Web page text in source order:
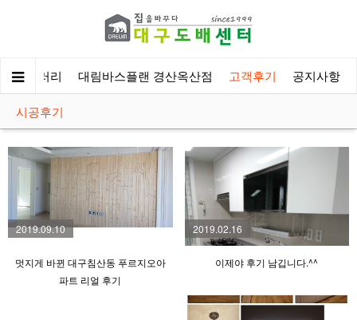
시공갤러리 대림바스플랜 경산옥산점 고객후기 공지사항
시공후기
2019.09.10
멋지게 바뀐 대구침산동 푸르지오아
파트 리얼 후기
2019.02.16
이제야 후기 남깁니다.^^